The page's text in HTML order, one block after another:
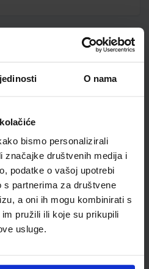
O nama
bismo personalizirali
značajke društvenih medija i
podatke o vašoj upotrebi
s partnerima za društvene
a oni ih mogu kombinirati s
pružili ili koje su prikupili
usluge.